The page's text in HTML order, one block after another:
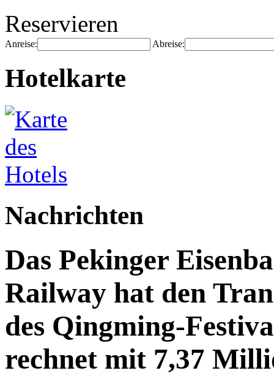
Reservieren
Anreise: Abreise:
Hotelkarte
Nachrichten
Das Pekinger
Railway hat den
des Qingming-
rechnet mit 7,37